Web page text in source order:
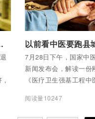
业专治“家长焦虑症”
7月28日下午，国家中
新闻发布会，解读一
《医疗卫生强基工程
阅读量10247